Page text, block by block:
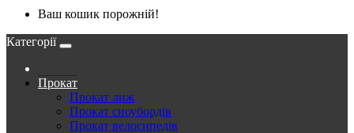
Ваш кошик порожній!
Категорії
Прокат
Прокат лиж
Прокат сноубордів
Прокат велосипедів